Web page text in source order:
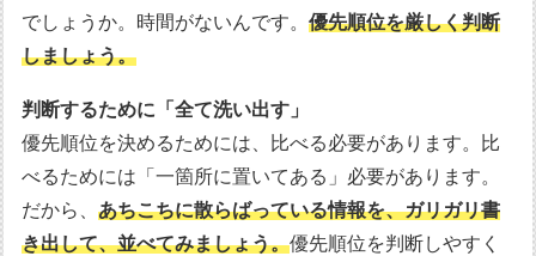
でしょうか。時間がないんです。優先順位を厳しく判断
しましょう。
判断するために「全て洗い出す」
優先順位を決めるためには、比べる必要があります。比
べるためには「一箇所に置いてある」必要があります。
だから、あちこちに散らばっている情報を、ガリガリ書
き出して、並べてみましょう。優先順位を判断しやすく